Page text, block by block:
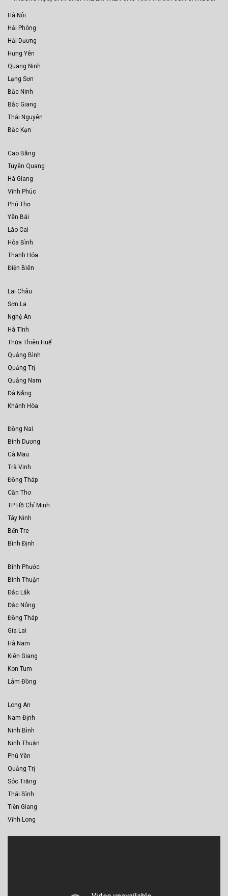
Hà Nội
Hải Phòng
Hải Dương
Hưng Yên
Quang Ninh
Lạng Sơn
Bắc Ninh
Bắc Giang
Thái Nguyên
Bắc Kạn
Cao Bằng
Tuyên Quang
Hà Giang
Vĩnh Phúc
Phú Thọ
Yên Bái
Lào Cai
Hòa Bình
Thanh Hóa
Điện Biên
Lai Châu
Sơn La
Nghệ An
Hà Tĩnh
Thừa Thiên Huế
Quảng Bình
Quảng Trị
Quảng Nam
Đà Nẵng
Khánh Hòa
Đồng Nai
Bình Dương
Cà Mau
Trà Vinh
Đồng Tháp
Cần Thơ
TP Hồ Chí Minh
Tây Ninh
Bến Tre
Bình Định
Bình Phước
Bình Thuận
Đắc Lắk
Đắc Nông
Đồng Tháp
Gia Lai
Hà Nam
Kiên Giang
Kon Tum
Lâm Đồng
Long An
Nam Định
Ninh Bình
Ninh Thuận
Phú Yên
Quảng Trị
Sóc Trăng
Thái Bình
Tiền Giang
Vĩnh Long